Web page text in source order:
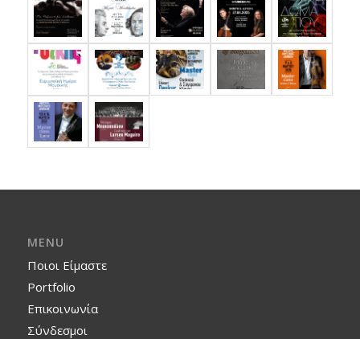
MENU
Ποιοι Είμαστε
Portfolio
Επικοινωνία
Σύνδεσμοι